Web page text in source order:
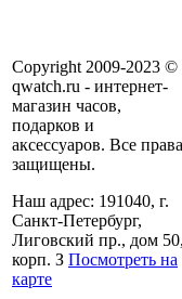
Copyright 2009-2023 ©
qwatch.ru - интернет-
магазин часов,
подарков и
аксессуаров. Все права
защищены.
Наш адрес: 191040, г.
Санкт-Петербург,
Лиговский пр., дом 50,
корп. З Посмотреть на
карте